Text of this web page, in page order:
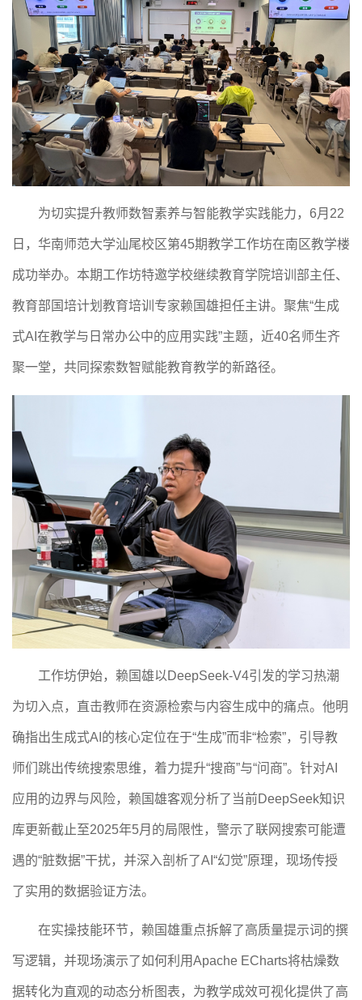
为切实提升教师数智素养与智能教学实践能力， 6月 22
日，华南师范大学汕尾校区第45期教学工作坊在南区教学楼
成功举办。本期工作坊特邀学校继续教育学院培训部主任、
教育部国培计划教育培训专家赖国雄担任主讲。聚焦“生成
式AI 在教学与日常办公中的应用实践”主题，近40名师生齐
聚一堂，共同探索数智赋能教育教学的新路径。
工作坊伊始，赖国雄以 DeepSeek-V4引发的学习热潮
为切入点，直击教师在资源检索与内容生成中的痛点。他明
确指出生成式AI 的核心定位在于“生成”而非“检索”，引导教
师们跳出传统搜索思维，着力提升“搜商”与“问商”。针对AI
应用的边界与风险，赖国雄客观分析了当前DeepSeek知识
库更新截止至2025年5月的局限性，警示了联网搜索可能遭
遇的“脏数据”干扰，并深入剖析了AI “幻觉”原理，现场传授
了实用的数据验证方法。
在实操技能环节，赖国雄重点拆解了高质量提示词的撰
写逻辑，并现场演示了如何利用Apache ECharts将枯燥数
据转化为直观的动态分析图表，为教学成效可视化提供了高